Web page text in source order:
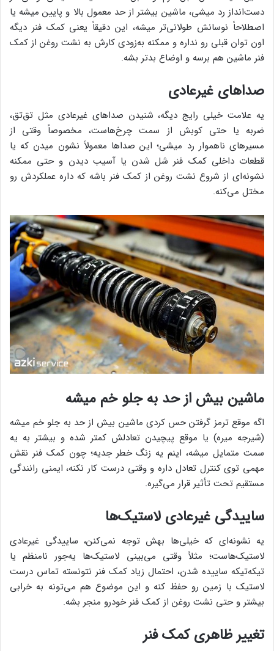
دست‌انداز رد میشی، ماشین بیشتر از حد معمول بالا و پایین میشه یا
اصطلاحاً نوسانش طولانی‌تر میشه، این دقیقاً یعنی کمک فنر دیگه
اون توان قبلی رو نداره و ممکنه به‌زودی کارش به نشت روغن از کمک
فنر ماشین هم برسه و اوضاع بدتر بشه.
صداهای غیرعادی
یه علامت خیلی رایج دیگه، شنیدن صداهای غیرعادی مثل تق‌تق،
ضربه یا حتی کوبش از سمت چرخ‌هاست، مخصوصاً وقتی از
مسیرهای ناهموار رد میشی؛ این صداها معمولاً نشون میدن که یا
قطعات داخلی کمک فنر شل شدن یا آسیب دیدن و حتی ممکنه
نشونه‌ای از شروع نشت روغن از کمک فنر باشه که داره عملکردش رو
مختل می‌کنه.
ماشین بیش از حد به جلو خم میشه
اگه موقع ترمز گرفتن حس کردی ماشین بیش از حد به جلو خم میشه
(شیرجه میره) یا موقع پیچیدن تعادلش کمتر شده و بیشتر به یه
سمت متمایل میشه، اینم یه زنگ خطر جدیه؛ چون کمک فنر نقش
مهمی توی کنترل تعادل داره و وقتی درست کار نکنه، ایمنی رانندگی
مستقیم تحت تأثیر قرار می‌گیره.
ساییدگی غیرعادی لاستیک‌ها
یه نشونه‌ای که خیلی‌ها بهش توجه نمی‌کنن، ساییدگی غیرعادی
لاستیک‌هاست؛ مثلاً وقتی می‌بینی لاستیک‌ها یه‌جور نامنظم یا
تیکه‌تیکه ساییده شدن، احتمال زیاد کمک فنر نتونسته تماس درست
لاستیک با زمین رو حفظ کنه و این موضوع هم می‌تونه به خرابی
بیشتر و حتی نشت روغن از کمک فنر خودرو منجر بشه.
تغییر ظاهری کمک فنر